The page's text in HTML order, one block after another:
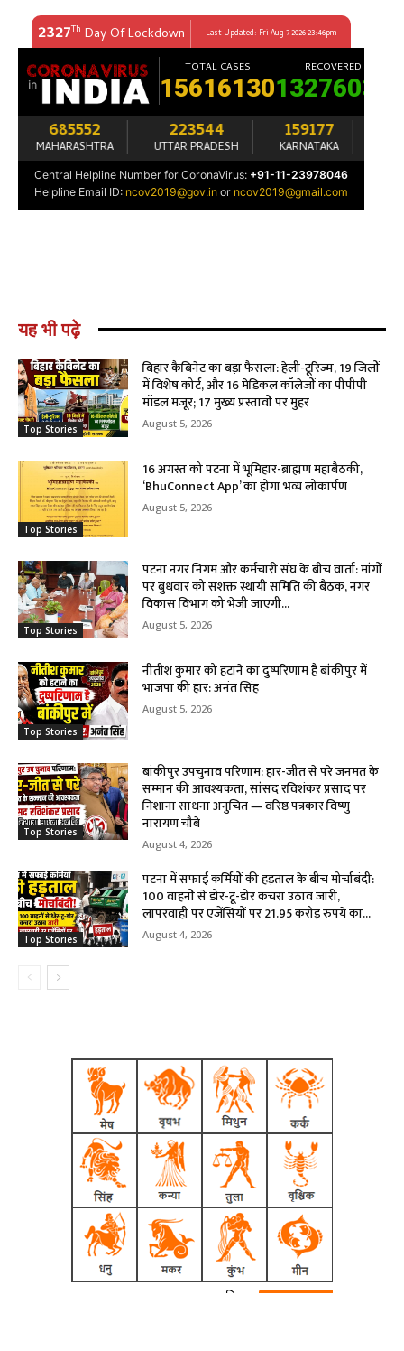
यह भी पढ़े
Top Stories
बिहार कैबिनेट का बड़ा फैसला: हेली-टूरिज्म, 19 जिलों
में विशेष कोर्ट, और 16 मेडिकल कॉलेजों का पीपीपी
मॉडल मंजूर; 17 मुख्य प्रस्तावों पर मुहर
August 5, 2026
Top Stories
16 अगस्त को पटना में भूमिहार-ब्राह्मण महाबैठकी,
‘BhuConnect App’ का होगा भव्य लोकार्पण
August 5, 2026
Top Stories
पटना नगर निगम और कर्मचारी संघ के बीच वार्ता: मांगों
पर बुधवार को सशक्त स्थायी समिति की बैठक, नगर
विकास विभाग को भेजी जाएगी...
August 5, 2026
Top Stories
नीतीश कुमार को हटाने का दुष्परिणाम है बांकीपुर में
भाजपा की हार: अनंत सिंह
August 5, 2026
Top Stories
बांकीपुर उपचुनाव परिणाम: हार-जीत से परे जनमत के
सम्मान की आवश्यकता, सांसद रविशंकर प्रसाद पर
निशाना साधना अनुचित — वरिष्ठ पत्रकार विष्णु
नारायण चौबे
August 4, 2026
Top Stories
पटना में सफाई कर्मियों की हड़ताल के बीच मोर्चाबंदी:
100 वाहनों से डोर-टू-डोर कचरा उठाव जारी,
लापरवाही पर एजेंसियों पर 21.95 करोड़ रुपये का...
August 4, 2026